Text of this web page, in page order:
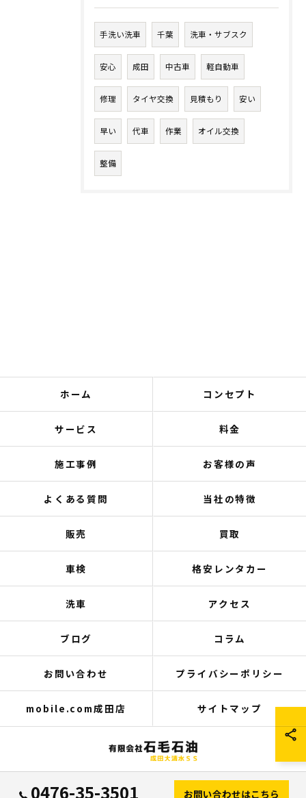
手洗い洗車 千葉 洗車・サブスク
安心 成田 中古車 軽自動車
修理 タイヤ交換 見積もり 安い
早い 代車 作業 オイル交換
整備
0476-35-3501 お問い合わせはこちら
ホーム コンセプト
サービス 料金
施工事例 お客様の声
よくある質問 当社の特徴
販売 買取
車検 格安レンタカー
洗車 アクセス
ブログ コラム
お問い合わせ プライバシーポリシー
mobile.com成田店 サイトマップ
© 2026 千葉県成田の中古車は有限会社石毛石油 成田大清水SS ALL RIGHTS